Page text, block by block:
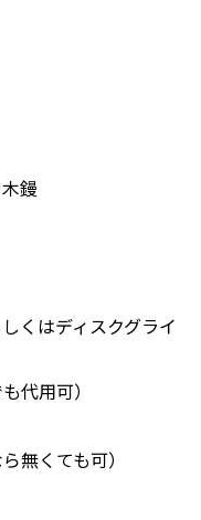
鏝
くはディスクグライ
代用可）
無くても可）